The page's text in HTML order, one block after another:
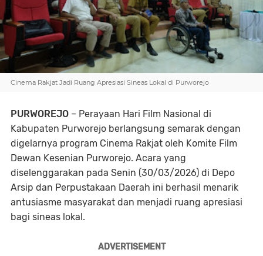
Cinema Rakjat Jadi Ruang Apresiasi Sineas Lokal di Purworejo
PURWOREJO – Perayaan Hari Film Nasional di
Kabupaten Purworejo berlangsung semarak dengan
digelarnya program Cinema Rakjat oleh Komite Film
Dewan Kesenian Purworejo. Acara yang
diselenggarakan pada Senin (30/03/2026) di Depo
Arsip dan Perpustakaan Daerah ini berhasil menarik
antusiasme masyarakat dan menjadi ruang apresiasi
bagi sineas lokal.
ADVERTISEMENT